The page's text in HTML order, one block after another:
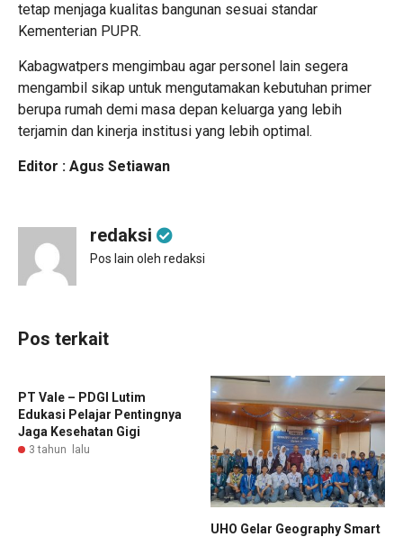
tetap menjaga kualitas bangunan sesuai standar
Kementerian PUPR.
Kabagwatpers mengimbau agar personel lain segera
mengambil sikap untuk mengutamakan kebutuhan primer
berupa rumah demi masa depan keluarga yang lebih
terjamin dan kinerja institusi yang lebih optimal.
Editor : Agus Setiawan
redaksi
Pos lain oleh redaksi
Pos terkait
PT Vale – PDGI Lutim
Edukasi Pelajar Pentingnya
Jaga Kesehatan Gigi
3 tahun lalu
UHO Gelar Geography Smart